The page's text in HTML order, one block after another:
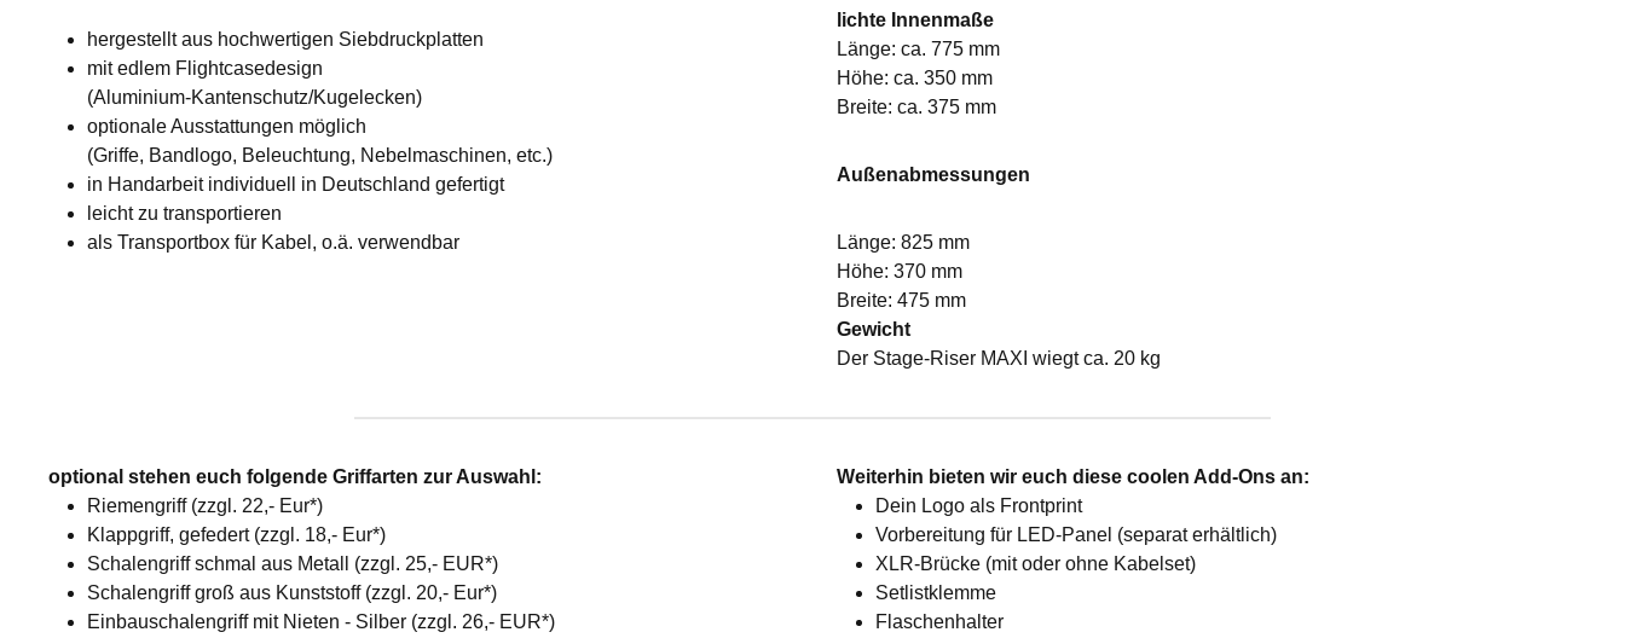
hergestellt aus hochwertigen Siebdruckplatten
mit edlem Flightcasedesign
(Aluminium-Kantenschutz/Kugelecken)
optionale Ausstattungen möglich
(Griffe, Bandlogo, Beleuchtung, Nebelmaschinen, etc.)
in Handarbeit individuell in Deutschland gefertigt
leicht zu transportieren
als Transportbox für Kabel, o.ä. verwendbar
lichte Innenmaße
Länge: ca. 775 mm
Höhe: ca. 350 mm
Breite: ca. 375 mm
Außenabmessungen
Länge: 825 mm
Höhe: 370 mm
Breite: 475 mm
Gewicht
Der Stage-Riser MAXI wiegt ca. 20 kg
optional stehen euch folgende Griffarten zur Auswahl:
Riemengriff (zzgl. 22,- Eur*)
Klappgriff, gefedert (zzgl. 18,- Eur*)
Schalengriff schmal aus Metall (zzgl. 25,- EUR*)
Schalengriff groß aus Kunststoff (zzgl. 20,- Eur*)
Einbauschalengriff mit Nieten - Silber (zzgl. 26,- EUR*)
Weiterhin bieten wir euch diese coolen Add-Ons an:
Dein Logo als Frontprint
Vorbereitung für LED-Panel (separat erhältlich)
XLR-Brücke (mit oder ohne Kabelset)
Setlistklemme
Flaschenhalter